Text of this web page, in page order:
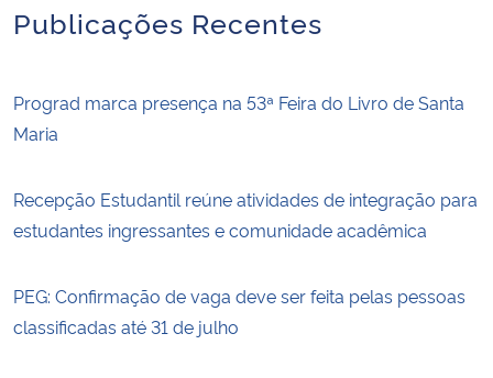
Publicações Recentes
Prograd marca presença na 53ª Feira do Livro de Santa
Maria
Recepção Estudantil reúne atividades de integração para
estudantes ingressantes e comunidade acadêmica
PEG: Confirmação de vaga deve ser feita pelas pessoas
classificadas até 31 de julho